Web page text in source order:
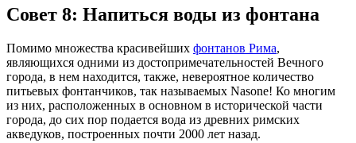
Совет 8: Напиться воды из фонтана
Помимо множества красивейших фонтанов Рима,
являющихся одними из достопримечательностей Вечного
города, в нем находится, также, невероятное количество
питьевых фонтанчиков, так называемых Nasone! Ко многим
из них, расположенных в основном в исторической части
города, до сих пор подается вода из древних римских
акведуков, построенных почти 2000 лет назад.